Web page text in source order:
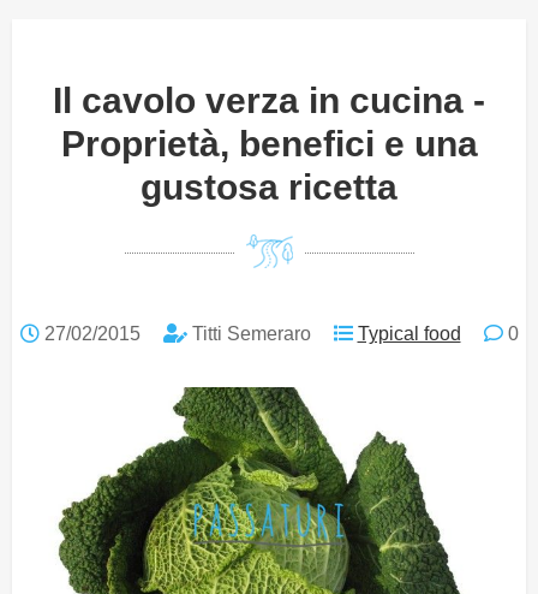
Il cavolo verza in cucina -
Proprietà, benefici e una
gustosa ricetta
27/02/2015 Titti Semeraro Typical food 0